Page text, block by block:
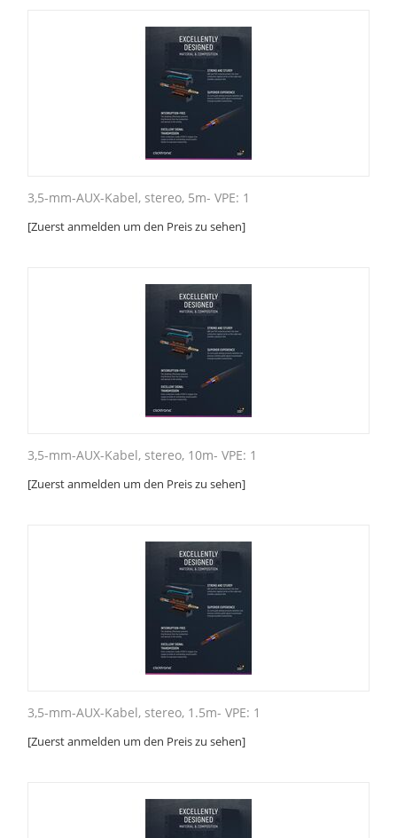
3,5-mm-AUX-Kabel, stereo, 5m- VPE: 1
[Zuerst anmelden um den Preis zu sehen]
3,5-mm-AUX-Kabel, stereo, 10m- VPE: 1
[Zuerst anmelden um den Preis zu sehen]
3,5-mm-AUX-Kabel, stereo, 1.5m- VPE: 1
[Zuerst anmelden um den Preis zu sehen]